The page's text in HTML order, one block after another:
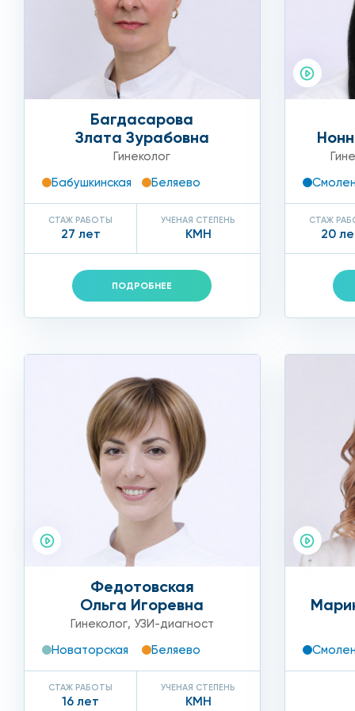
Обращаться к профессионалам лучше без
под наблюдением наших специалистов. Многие из
Багдасарова
Злата Зурабовна
Гинеколог
Бабушкинская
Беляево
СТАЖ РАБОТЫ
27 лет
УЧЕНАЯ СТЕПЕНЬ
КМН
ПОДРОБНЕЕ
СТАЖ
20
Федотовская
Ольга Игоревна
Гинеколог, УЗИ-диагност
Новаторская
Беляево
СТАЖ РАБОТЫ
16 лет
УЧЕНАЯ СТЕПЕНЬ
КМН